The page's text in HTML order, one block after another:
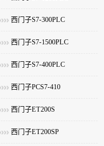
西门子S7-300PLC
西门子S7-1500PLC
西门子S7-400PLC
西门子PCS7-410
西门子ET200S
西门子ET200SP